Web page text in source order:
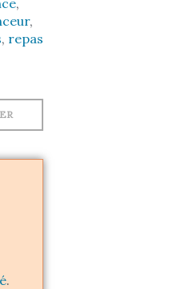
,
, repas
.